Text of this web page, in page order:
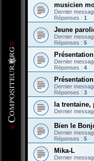
musicien
Dernier
Réponses : 1
Jeune
Dernier
Réponses : 5
Dernier
Réponses : 4
Dernier
Réponses : 3
la
Dernier
Bien le
Dernier
Réponses : 5
Mika-L
Dernier